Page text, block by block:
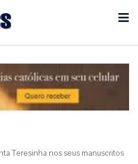
Teresinha nos seus manuscritos